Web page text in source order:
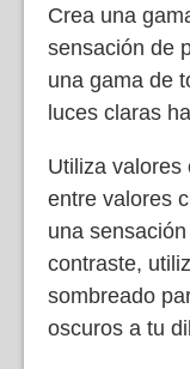
Crea una
sensación de
una gama de
luces claras
Utiliza valores
entre valores
una
contraste,
sombreado
oscuros a tu